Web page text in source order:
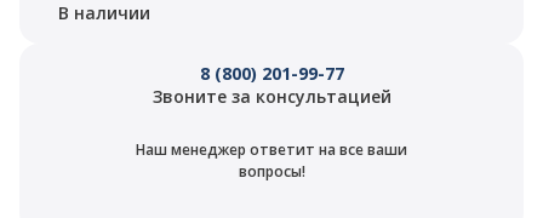
В наличии
8 (800) 201-99-77
Звоните за консультацией
Наш менеджер ответит на все ваши
вопросы!